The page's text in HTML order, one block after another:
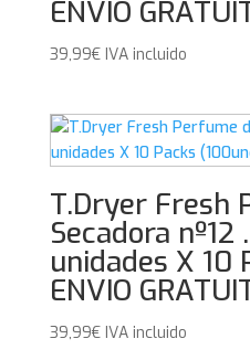
ENVIO
39,99€ IVA incluido
T.Dryer Fresh
Secadora nº12
unidades X 10
ENVIO
39,99€ IVA incluido